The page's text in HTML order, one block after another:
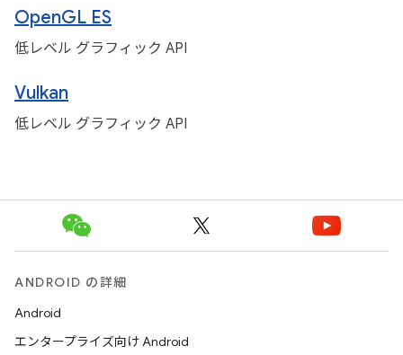
OpenGL ES
低レベル グラフィック API
Vulkan
低レベル グラフィック API
ANDROID の詳細
Android
エンタープライズ向け Android